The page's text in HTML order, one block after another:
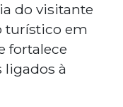
do visitante
turístico em
fortalece
à